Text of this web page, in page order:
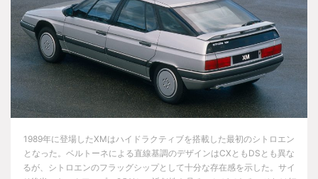
1989年に登場したXMはハイドラクティブを搭載した最初のシトロエン
となった。ベルトーネによる直線基調のデザインはCX とも DS とも異な
るが、シトロエンのフラッグシップとして十分な存在感を示した。サイ